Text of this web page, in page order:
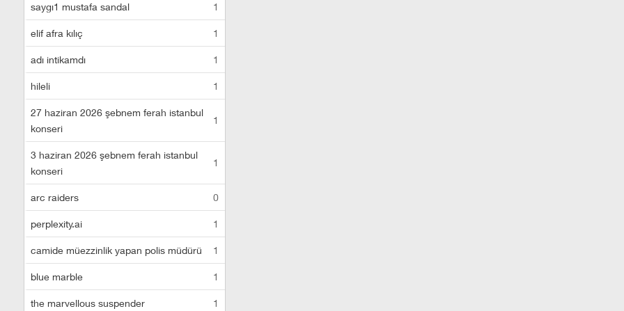
saygı1 mustafa sandal 1
elif afra kılıç 1
adı intikamdı 1
hileli 1
27 haziran 2026 şebnem ferah istanbul
konseri
1
3 haziran 2026 şebnem ferah istanbul
konseri
1
arc raiders 0
perplexity.ai 1
camide müezzinlik yapan polis müdürü 1
blue marble 1
the marvellous suspender 1